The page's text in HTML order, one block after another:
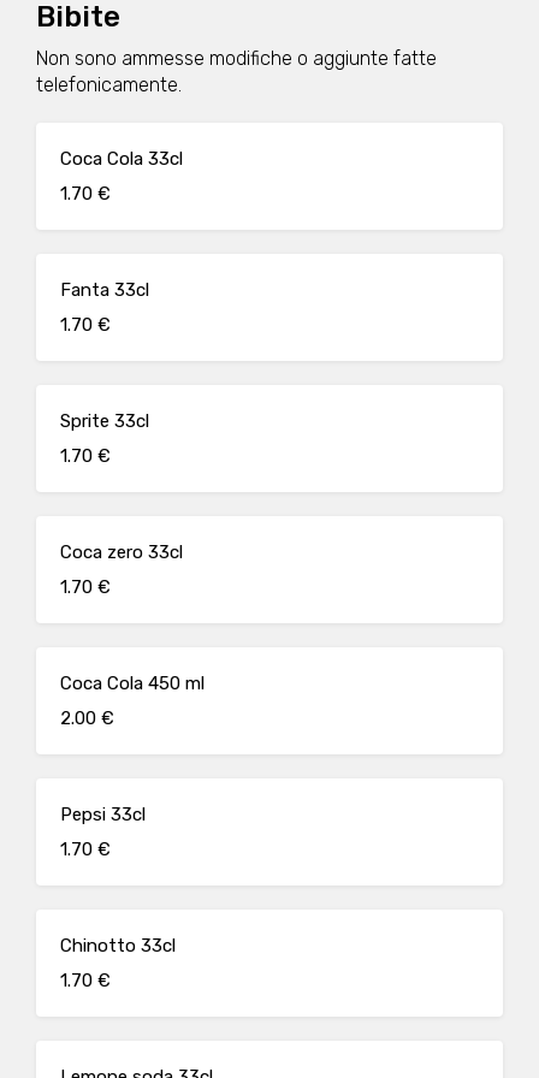
Bibite
Non sono ammesse modifiche o aggiunte fatte
telefonicamente.
Coca Cola 33cl
1.70 €
Fanta 33cl
1.70 €
Sprite 33cl
1.70 €
Coca zero 33cl
1.70 €
Coca Cola 450 ml
2.00 €
Pepsi 33cl
1.70 €
Chinotto 33cl
1.70 €